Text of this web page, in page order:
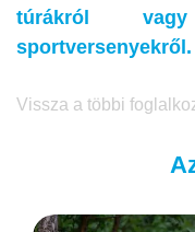
túrákról
sportversenyekről.
Vissza a többi